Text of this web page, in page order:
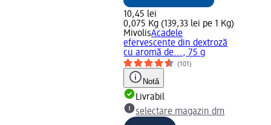
10,45 lei
0,075 Kg (139,33 lei pe 1 Kg)
MivolisAcadele
efervescente din dextroză
cu aromă de..., 75 g
(101)
Notă
Livrabil
selectare magazin dm